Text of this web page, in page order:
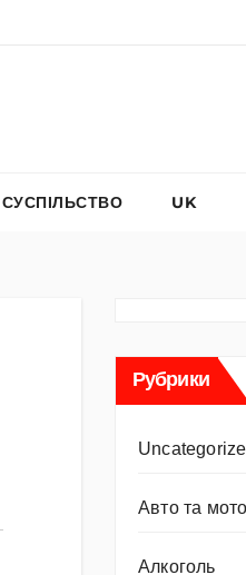
богородиці за дітей:
UK
Рубрики
Авто та
Алкоголь